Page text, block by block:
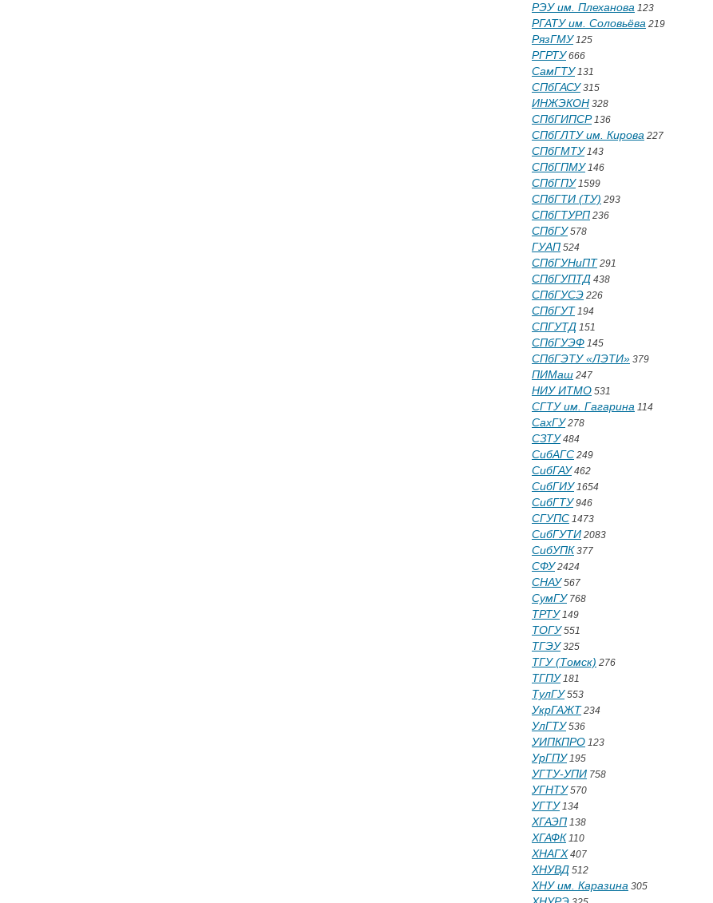
РЭУ им. Плеханова 123
РГАТУ им. Соловьёва 219
РязГМУ125
РГРТУ666
СамГТУ131
СПбГАСУ315
ИНЖЭКОН 328
СПбГИПСР136
СПбГЛТУ им. Кирова 227
СПбГМТУ143
СПбГПМУ146
СПбГПУ1599
СПбГТИ (ТУ) 293
СПбГТУРП 236
СПбГУ578
ГУАП 524
СПбГУНиПТ 291
СПбГУПТД 438
СПбГУСЭ 226
СПбГУТ 194
СПГУТД 151
СПбГУЭФ 145
СПбГЭТУ «ЛЭТИ» 379
ПИМаш 247
НИУ ИТМО 531
СГТУ им. Гагарина 114
СахГУ278
СЗТУ484
СибАГС 249
СибГАУ462
СибГИУ1654
СибГТУ946
СГУПС 1473
СибГУТИ 2083
СибУПК 377
СФУ2424
СНАУ567
СумГУ768
ТРТУ149
ТОГУ551
ТГЭУ325
ТГУ (Томск) 276
ТГПУ181
ТулГУ553
УкрГАЖТ 234
УлГТУ536
УИПКПРО 123
УрГПУ195
УГТУ-УПИ 758
УГНТУ570
УГТУ134
ХГАЭП 138
ХГАФК 110
ХНАГХ 407
ХНУВД 512
ХНУ им. Каразина 305